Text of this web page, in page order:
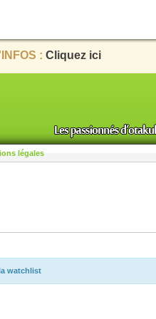
: Cliquez ici
légales
watchlist